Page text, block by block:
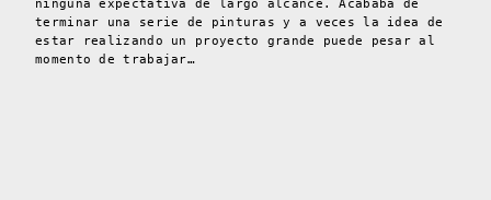
ninguna expectativa de largo alcance. Acababa de
terminar una serie de pinturas y a veces la idea de
estar realizando un proyecto grande puede pesar al
momento de trabajar…